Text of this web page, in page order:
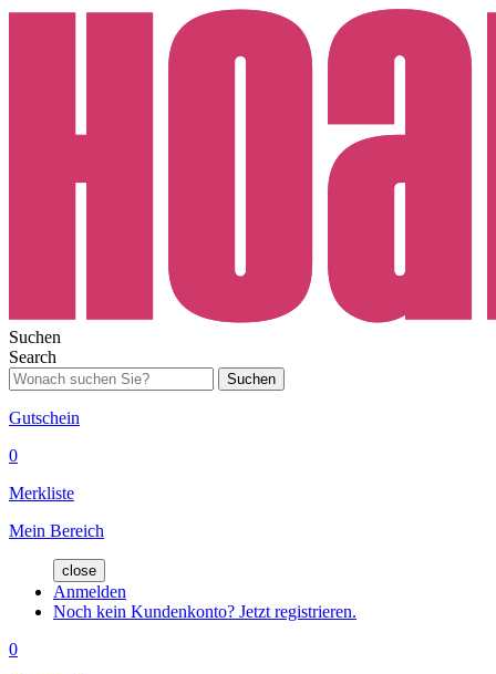
Suchen
Search
Suchen
Gutschein
0
Merkliste
Mein Bereich
close
Anmelden
Noch kein Kundenkonto? Jetzt registrieren.
0